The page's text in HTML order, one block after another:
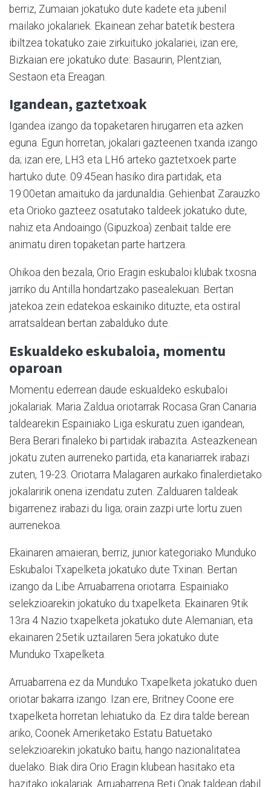
berriz, Zumaian jokatuko dute kadete eta jubenil
mailako jokalariek. Ekainean zehar batetik bestera
ibiltzea tokatuko zaie zirkuituko jokalariei, izan ere,
Bizkaian ere jokatuko dute: Basaurin, Plentzian,
Sestaon eta Ereagan.
Igandean, gaztetxoak
Igandea izango da topaketaren hirugarren eta azken
eguna. Egun horretan, jokalari gazteenen txanda izango
da; izan ere, LH3 eta LH6 arteko gaztetxoek parte
hartuko dute. 09:45ean hasiko dira partidak, eta
19:00etan amaituko da jardunaldia. Gehienbat Zarauzko
eta Orioko gazteez osatutako taldeek jokatuko dute,
nahiz eta Andoaingo (Gipuzkoa) zenbait talde ere
animatu diren topaketan parte hartzera.
Ohikoa den bezala, Orio Eragin eskubaloi klubak txosna
jarriko du Antilla hondartzako pasealekuan. Bertan
jatekoa zein edatekoa eskainiko dituzte, eta ostiral
arratsaldean bertan zabalduko dute.
Eskualdeko eskubaloia, momentu
oparoan
Momentu ederrean daude eskualdeko eskubaloi
jokalariak. Maria Zaldua oriotarrak Rocasa Gran Canaria
taldearekin Espainiako Liga eskuratu zuen igandean,
Bera Berari finaleko bi partidak irabazita. Asteazkenean
jokatu zuten aurreneko partida, eta kanariarrek irabazi
zuten, 19-23. Oriotarra Malagaren aurkako finalerdietako
jokalaririk onena izendatu zuten. Zalduaren taldeak
bigarrenez irabazi du liga; orain zazpi urte lortu zuen
aurrenekoa.
Ekainaren amaieran, berriz, junior kategoriako Munduko
Eskubaloi Txapelketa jokatuko dute Txinan. Bertan
izango da Libe Arruabarrena oriotarra. Espainiako
selekzioarekin jokatuko du txapelketa. Ekainaren 9tik
13ra 4 Nazio txapelketa jokatuko dute Alemanian, eta
ekainaren 25etik uztailaren 5era jokatuko dute
Munduko Txapelketa.
Arruabarrena ez da Munduko Txapelketa jokatuko duen
oriotar bakarra izango. Izan ere, Britney Coone ere
txapelketa horretan lehiatuko da. Ez dira talde berean
ariko, Coonek Ameriketako Estatu Batuetako
selekzioarekin jokatuko baitu, hango nazionalitatea
duelako. Biak dira Orio Eragin klubean hasitako eta
hazitako jokalariak. Arruabarrena Beti Onak taldean dabil